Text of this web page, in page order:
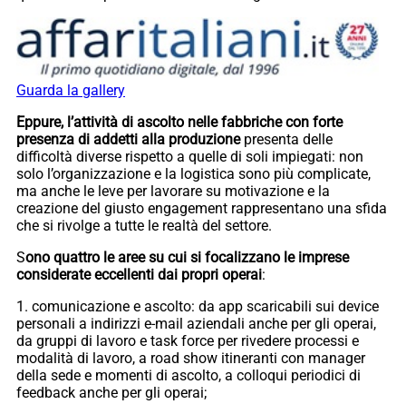
Guarda la gallery
Eppure, l’attività di ascolto nelle fabbriche con forte
presenza di addetti alla produzionepresenta delle
difficoltà diverse rispetto a quelle di soli impiegati: non
solo l’organizzazione e la logistica sono più complicate,
ma anche le leve per lavorare su motivazione e la
creazione del giusto engagement rappresentano una sfida
che si rivolge a tutte le realtà del settore.
Sono quattro le aree su cui si focalizzano le imprese
considerate eccellenti dai propri operai:
1. comunicazione e ascolto: da app scaricabili sui device
personali a indirizzi e-mail aziendali anche per gli operai,
da gruppi di lavoro e task force per rivedere processi e
modalità di lavoro, a road show itineranti con manager
della sede e momenti di ascolto, a colloqui periodici di
feedback anche per gli operai;